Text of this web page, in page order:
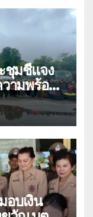
ชุมชี้แจง
ามพร้อม
บเงิน